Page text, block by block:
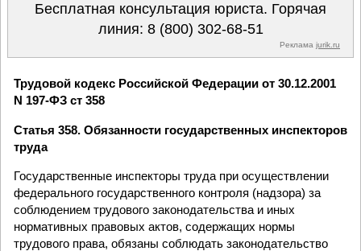
Бесплатная консультация юриста. Горячая
линия: 8 (800) 302-68-51
Реклама jurik.ru
Трудовой кодекс Российской Федерации от 30.12.2001
N 197-ФЗ ст 358
Статья 358. Обязанности государственных инспекторов
труда
Государственные инспекторы труда при осуществлении
федерального государственного контроля (надзора) за
соблюдением трудового законодательства и иных
нормативных правовых актов, содержащих нормы
трудового права, обязаны соблюдать законодательство